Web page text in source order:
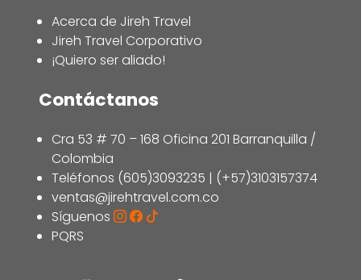
Acerca de Jireh Travel
Jireh Travel Corporativo
¡Quiero ser aliado!
Contáctanos
Cra 53 # 70 – 168 Oficina 201 Barranquilla /
Colombia
Teléfonos (605)3093235 | (+57)3103157374
ventas@jirehtravel.com.co
Síguenos
PQRS